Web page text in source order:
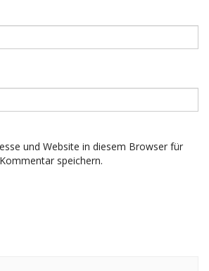
und Website in diesem Browser für
speichern.